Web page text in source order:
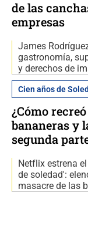
de las
empresas
James
gastronomía,
y derechos de
Cien años de
¿Cómo
bananeras y
segunda
Netflix estrena
de soledad':
masacre de las